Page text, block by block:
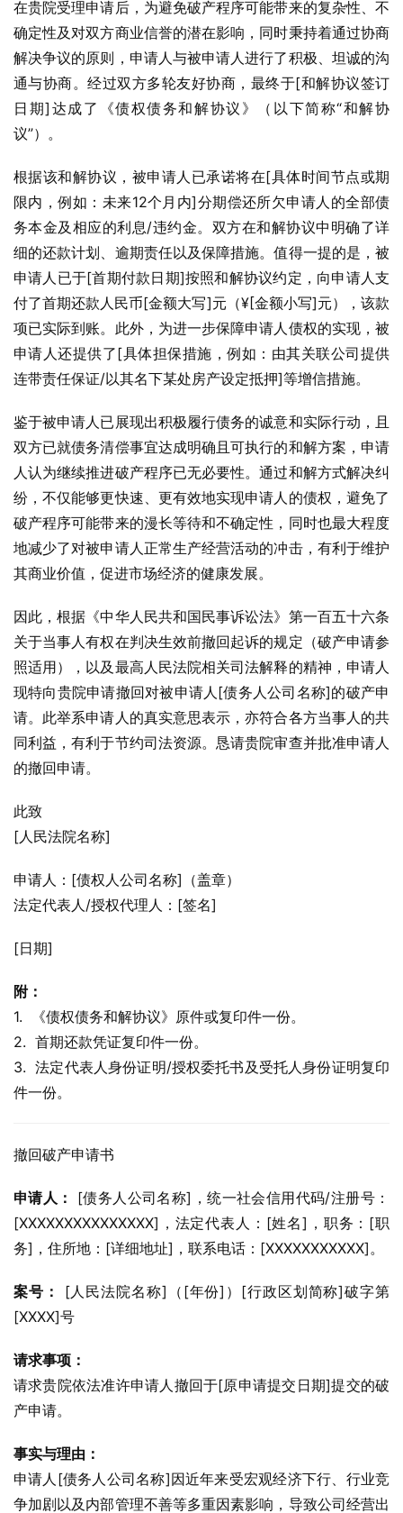
在贵院受理申请后，为避免破产程序可能带来的复杂性、不
确定性及对双方商业信誉的潜在影响，同时秉持着通过协商
解决争议的原则，申请人与被申请人进行了积极、坦诚的沟
通与协商。经过双方多轮友好协商，最终于[和解协议签订
日期]达成了《债权债务和解协议》（以下简称“和解协
议”）。
根据该和解协议，被申请人已承诺将在[具体时间节点或期
限内，例如：未来12个月内]分期偿还所欠申请人的全部债
务本金及相应的利息/违约金。双方在和解协议中明确了详
细的还款计划、逾期责任以及保障措施。值得一提的是，被
申请人已于[首期付款日期]按照和解协议约定，向申请人支
付了首期还款人民币[金额大写]元（¥[金额小写]元），该款
项已实际到账。此外，为进一步保障申请人债权的实现，被
申请人还提供了[具体担保措施，例如：由其关联公司提供
连带责任保证/以其名下某处房产设定抵押]等增信措施。
鉴于被申请人已展现出积极履行债务的诚意和实际行动，且
双方已就债务清偿事宜达成明确且可执行的和解方案，申请
人认为继续推进破产程序已无必要性。通过和解方式解决纠
纷，不仅能够更快速、更有效地实现申请人的债权，避免了
破产程序可能带来的漫长等待和不确定性，同时也最大程度
地减少了对被申请人正常生产经营活动的冲击，有利于维护
其商业价值，促进市场经济的健康发展。
因此，根据《中华人民共和国民事诉讼法》第一百五十六条
关于当事人有权在判决生效前撤回起诉的规定（破产申请参
照适用），以及最高人民法院相关司法解释的精神，申请人
现特向贵院申请撤回对被申请人[债务人公司名称]的破产申
请。此举系申请人的真实意思表示，亦符合各方当事人的共
同利益，有利于节约司法资源。恳请贵院审查并批准申请人
的撤回申请。
此致
[人民法院名称]
申请人：[债权人公司名称]（盖章）
法定代表人/授权代理人：[签名]
[日期]
附：
1.  《债权债务和解协议》原件或复印件一份。
2.  首期还款凭证复印件一份。
3.  法定代表人身份证明/授权委托书及受托人身份证明复印
件一份。
撤回破产申请书
申请人：
[债务人公司名称]，统一社会信用代码/注册号：
[XXXXXXXXXXXXXXX]，法定代表人：[姓名]，职务：[职
务]，住所地：[详细地址]，联系电话：[XXXXXXXXXXX]。
案号：
[人民法院名称]（[年份]）[行政区划简称]破字第
[XXXX]号
请求事项：
请求贵院依法准许申请人撤回于[原申请提交日期]提交的破
产申请。
事实与理由：
申请人[债务人公司名称]因近年来受宏观经济下行、行业竞
争加剧以及内部管理不善等多重因素影响，导致公司经营出